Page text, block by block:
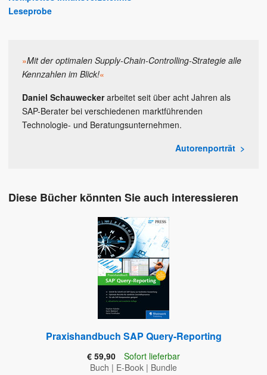
Leseprobe
»Mit der optimalen Supply-Chain-Controlling-Strategie alle
Kennzahlen im Blick!«
Daniel Schauweckerarbeitet seit über acht Jahren als
SAP-Berater bei verschiedenen marktführenden
Technologie- und Beratungsunternehmen.
Autorenporträt
Diese Bücher könnten Sie auch interessieren
Praxishandbuch SAP Query-Reporting
€ 59,90
Sofort lieferbar
Buch | E-Book | Bundle